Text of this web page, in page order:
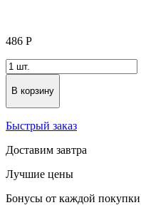
486 Р
В корзину
Быстрый заказ
Доставим завтра
Лучшие цены
Бонусы от каждой покупки